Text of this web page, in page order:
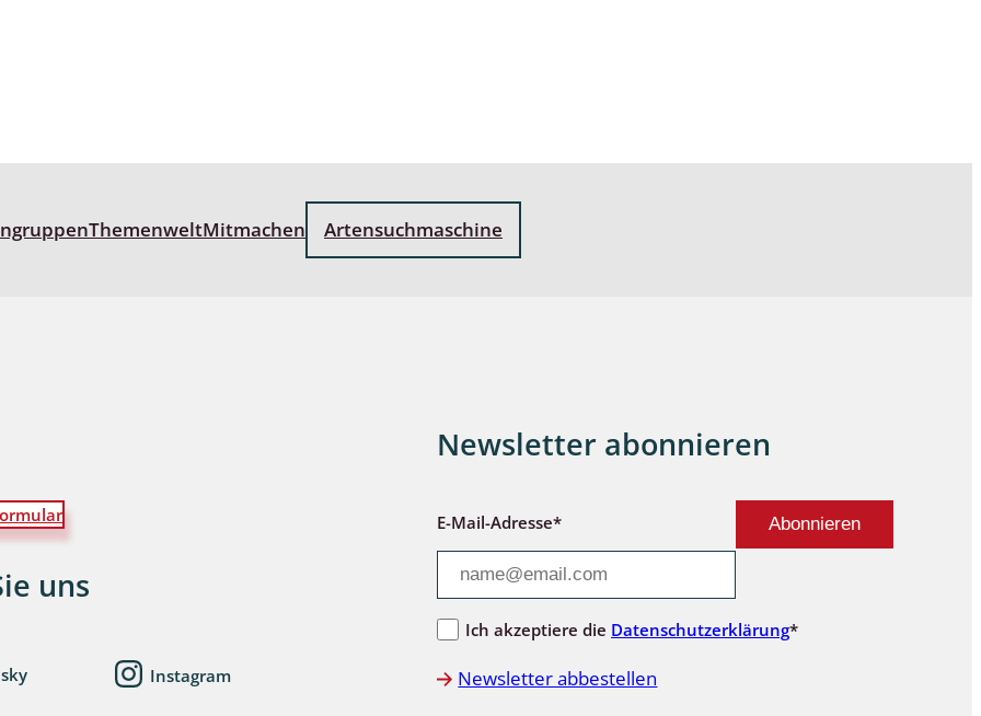
HeteromeraThemenweltMitmachen Artensuchmaschine
uns
Instagram
Newsletter abonnieren
E-Mail-Adresse*
Ich akzeptiere die Datenschutzerklärung*
Newsletter abbestellen